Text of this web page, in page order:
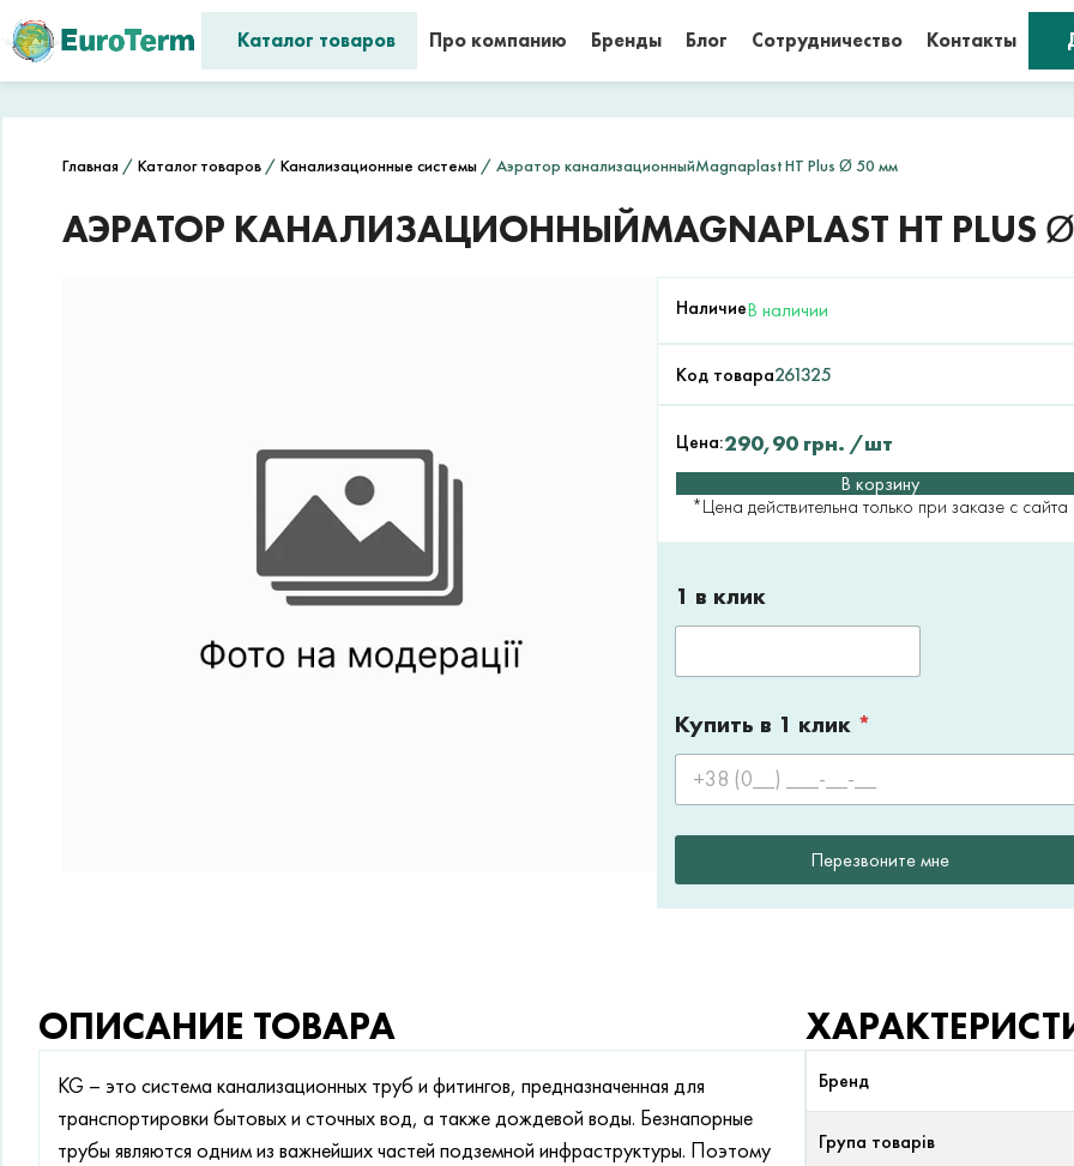
Каталог товаров Про компанию Бренды Блог Сотрудничество Контакты
Главная / Каталог товаров / Канализационные системы / Аэратор канализационныйMagnaplast HT Plus Ø 50 мм
АЭРАТОР КАНАЛИЗАЦИОННЫЙMAGNAPLAST HT PLUS
НаличиеВ наличии
Код товара261325
Цена:290,90 грн. /шт
В корзину
*Цена действительна только при заказе с сайта
1 в клик
Купить в 1 клик *
Перезвоните мне
ОПИСАНИЕ ТОВАРА
KG – это система канализационных труб и фитингов, предназначенная для
транспортировки бытовых и сточных вод, а также дождевой воды. Безнапорные
трубы являются одним из важнейших частей подземной инфраструктуры. Поэтому
Бренд
Група товарів